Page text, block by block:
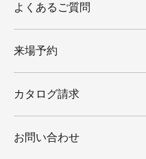
よくあるご質問
来場予約
カタログ請求
お問い合わせ